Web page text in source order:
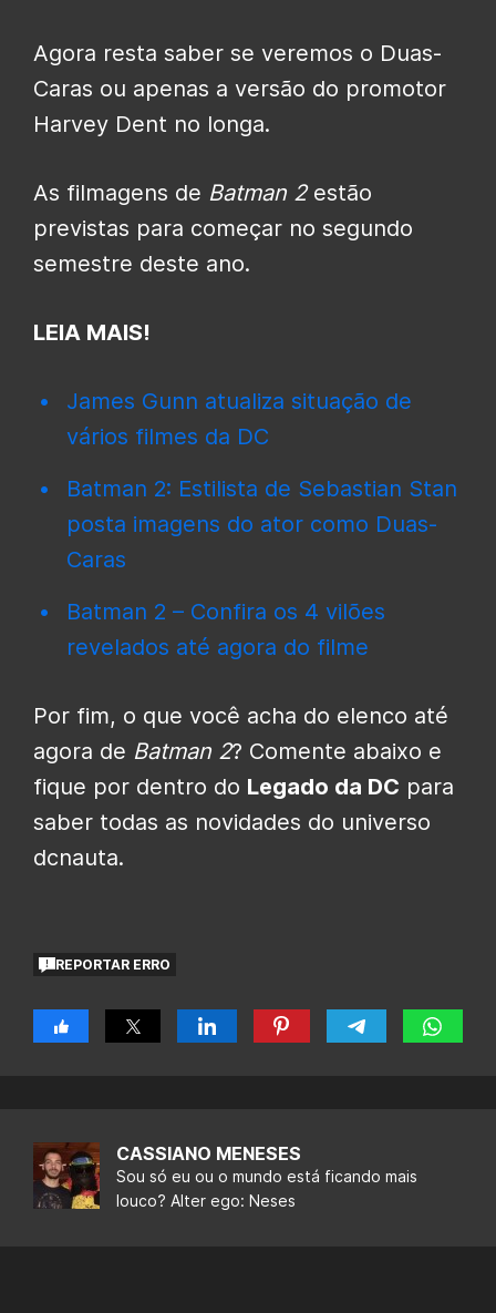
Agora resta saber se veremos o Duas-
Caras ou apenas a versão do promotor
Harvey Dent no longa.
As filmagens de Batman 2 estão
previstas para começar no segundo
semestre deste ano.
LEIA MAIS!
James Gunn atualiza situação de
vários filmes da DC
Batman 2: Estilista de Sebastian Stan
posta imagens do ator como Duas-
Caras
Batman 2 – Confira os 4 vilões
revelados até agora do filme
Por fim, o que você acha do elenco até
agora de Batman 2? Comente abaixo e
fique por dentro do Legado da DC para
saber todas as novidades do universo
dcnauta.
REPORTAR ERRO
CASSIANO MENESES
Sou só eu ou o mundo está ficando mais
louco? Alter ego: Neses